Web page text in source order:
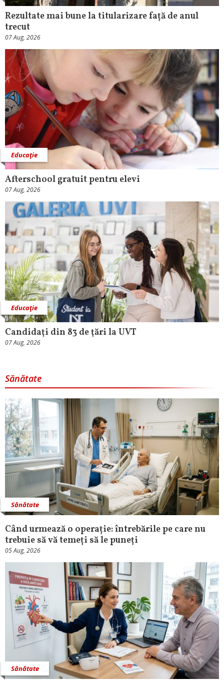
Rezultate mai bune la titularizare față de anul
trecut
07 Aug, 2026
Educaţie
Afterschool gratuit pentru elevi
07 Aug, 2026
Educaţie
Candidaţi din 83 de ţări la UVT
07 Aug, 2026
Sănătate
Sănătate
Când urmează o operație: întrebările pe care nu
trebuie să vă temeți să le puneți
05 Aug, 2026
Sănătate